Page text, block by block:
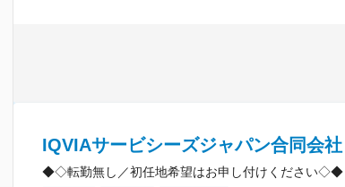
IQVIAサービシーズジャパン合同会社
◆◇転勤無し／初任地希望はお申し付けください◇◆